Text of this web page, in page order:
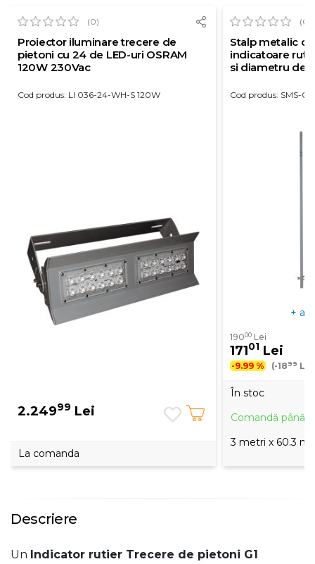
(0)
Proiector iluminare trecere de
pietoni cu 24 de LED-uri OSRAM
120W 230Vac
Cod produs: LI 036-24-WH-S 120W
2.24999 Lei
La comanda
(0)
Stalp metalic
indicatoare
si diametru de
Cod produs: SMS-02
+
19000Lei
17101Lei
-9.99 % (-1899
În stoc
Comandă până
3 metri x 60.3
Descriere
Un Indicator rutier Trecere de pietoni G1